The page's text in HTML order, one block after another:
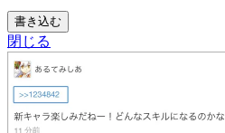
書き込む
閉じる